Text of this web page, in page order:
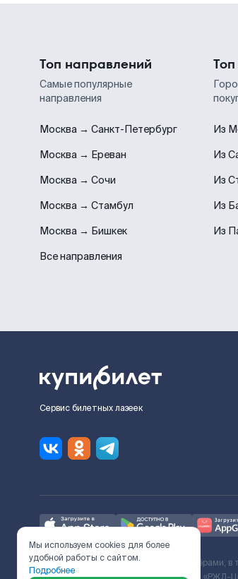
Топ направлений
Самые популярные
направления
Москва → Санкт-Петербург
Москва → Ереван
Москва → Сочи
Москва → Стамбул
Москва → Бишкек
Все направления
Из
Из
Из
Из
Из
Сервис билетных лазеек
Ж/Д билеты предоставляются партнёрами, в
Мы используем cookies для более
удобной работы с сайтом.
Подробнее